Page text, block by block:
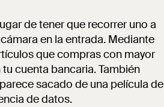
de tener que recorrer uno a
en la entrada. Mediante
que compras con mayor
cuenta bancaria. También
sacado de una película de
de datos.